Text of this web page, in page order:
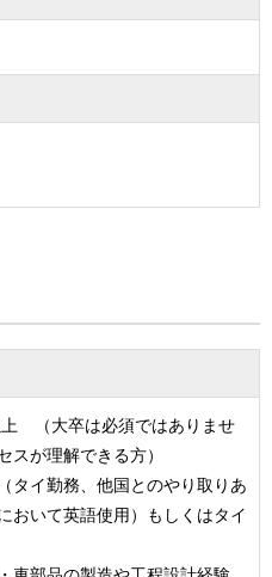
上 （大卒は必須ではありませ
スが理解できる方）
タイ勤務、他国とのやり取りあ
おいて英語使用）もしくはタイ